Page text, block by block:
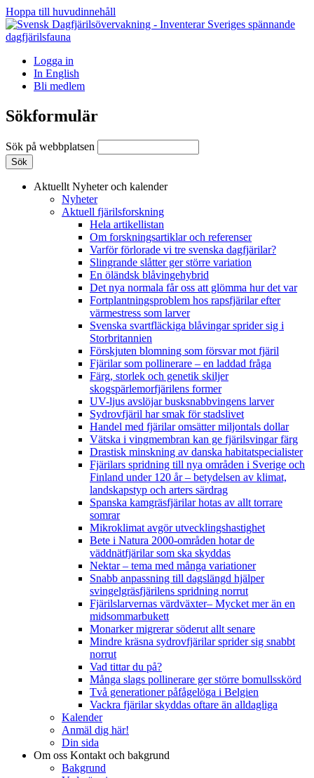
Hoppa till huvudinnehåll
Logga in
In English
Bli medlem
Sökformulär
Sök på webbplatsen
Aktuellt Nyheter och kalender
Nyheter
Aktuell fjärilsforskning
Hela artikellistan
Om forskningsartiklar och referenser
Varför förlorade vi tre svenska dagfjärilar?
Slingrande slåtter ger större variation
En öländsk blåvingehybrid
Det nya normala får oss att glömma hur det var
Fortplantningsproblem hos rapsfjärilar efter
värmestress som larver
Svenska svartfläckiga blåvingar sprider sig i
Storbritannien
Förskjuten blomning som försvar mot fjäril
Fjärilar som pollinerare – en laddad fråga
Färg, storlek och genetik skiljer
skogspärlemorfjärilens former
UV-ljus avslöjar busksnabbvingens larver
Sydrovfjäril har smak för stadslivet
Handel med fjärilar omsätter miljontals dollar
Vätska i vingmembran kan ge fjärilsvingar färg
Drastisk minskning av danska habitatspecialister
Fjärilars spridning till nya områden i Sverige och
Finland under 120 år– betydelsen av klimat,
landskapstyp och arters särdrag
Spanska kamgräsfjärilar hotas av allt torrare
somrar
Mikroklimat avgör utvecklingshastighet
Bete i Natura 2000-områden hotar de
väddnätfjärilar som ska skyddas
Nektar – tema med många variationer
Snabb anpassning till dagslängd hjälper
svingelgräsfjärilens spridning norrut
Fjärilslarvernas värdväxter– Mycket mer än en
midsommarbukett
Monarker migrerar söderut allt senare
Mindre kräsna sydrovfjärilar sprider sig snabbt
norrut
Vad tittar du på?
Många slags pollinerare ger större bomullsskörd
Två generationer påfågelöga i Belgien
Vackra fjärilar skyddas oftare än alldagliga
Kalender
Anmäl dig här!
Din sida
Om oss Kontakt och bakgrund
Bakgrund